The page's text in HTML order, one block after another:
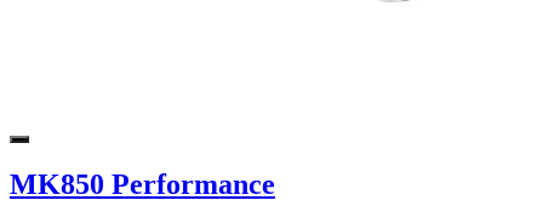
MK850 Performance